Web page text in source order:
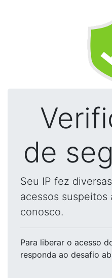
de
Seu IP fez
acessos suspeitos
conosco.
Para liberar o acesso
responda ao desafio